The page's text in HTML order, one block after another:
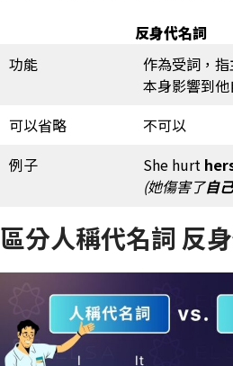
反身代名詞
功能
作為受詞，
本身影響到
可以省略
不可以
例子
She hurt
(她傷害了自己
區分人稱代名詞 反